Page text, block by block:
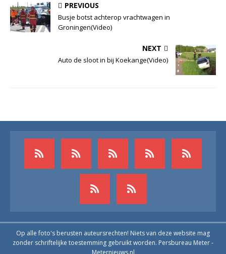
PREVIOUS
Busje botst achterop vrachtwagen in
Groningen(Video)
NEXT
Auto de sloot in bij Koekange(Video)
Op alle foto's berusten auteursrechten! Niets van deze website mag
zonder schriftelijke toestemming gebruikt worden. Persbureau Meter -